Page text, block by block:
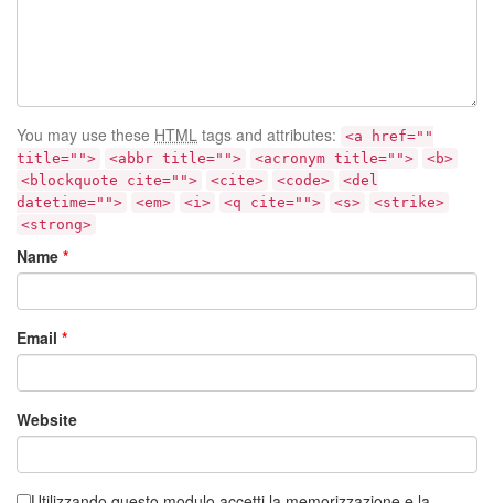
You may use these HTML tags and attributes: <a href=""
title="">
<abbr title=""> <acronym title="">
<b>
<blockquote cite="">
<cite> <code>
<del
datetime="">
<em> <i> <q cite=""> <s>
<strike>
<strong>
Name *
Email *
Website